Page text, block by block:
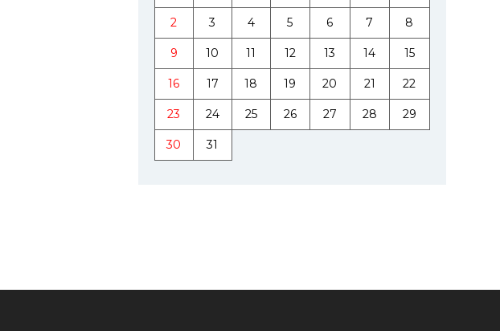
2 3 4 5 6 7 8
9 10 11 12 13 14 15
16 17 18 19 20 21 22
23 24 25 26 27 28 29
30 31